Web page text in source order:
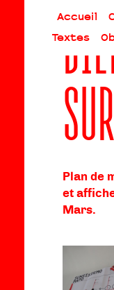
Plan de
et
Mars.
Accueil
Textes